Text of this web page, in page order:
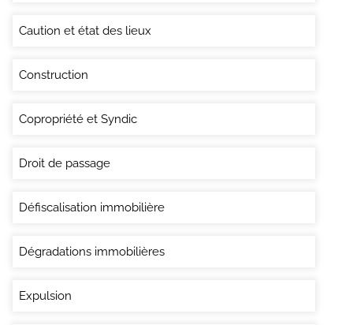
Caution et état des lieux
Construction
Copropriété et Syndic
Droit de passage
Défiscalisation immobilière
Dégradations immobilières
Expulsion